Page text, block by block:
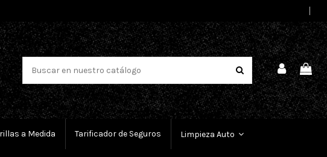
a Medida Tarificador de Seguros Limpieza Auto